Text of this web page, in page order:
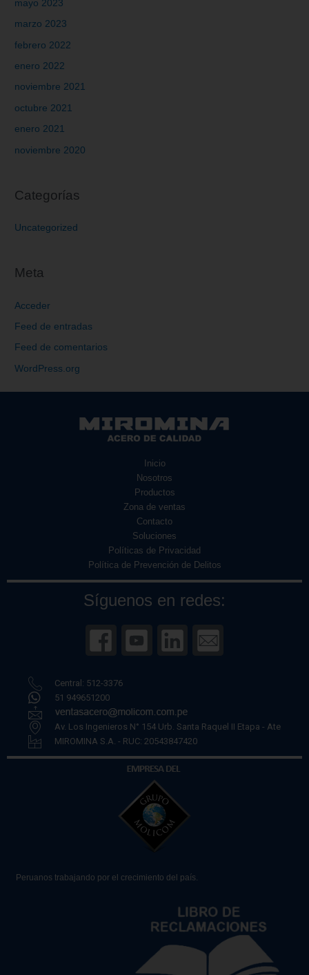
mayo 2023
marzo 2023
febrero 2022
enero 2022
noviembre 2021
octubre 2021
enero 2021
noviembre 2020
Categorías
Uncategorized
Meta
Acceder
Feed de entradas
Feed de comentarios
WordPress.org
Inicio
Nosotros
Productos
Zona de ventas
Contacto
Soluciones
Políticas de Privacidad
Política de Prevención de Delitos
Síguenos en redes:
Central: 512-3376
51 949651200
Av. Los Ingenieros N° 154 Urb. Santa Raquel II Etapa - Ate
MIROMINA S.A. - RUC: 20543847420
Peruanos trabajando por el crecimiento del país.